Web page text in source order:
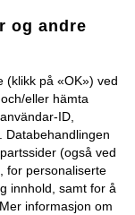
og andre
(klikk på «OK») ved
eller hämta
ID,
Databehandlingen
(også ved
for personaliserte
innhold, samt for å
informasjon om